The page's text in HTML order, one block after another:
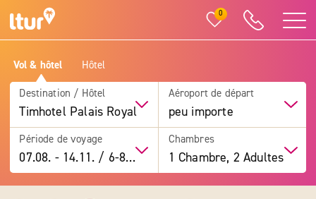
0
Vol & hôtel Hôtel
Destination / Hôtel
Timhotel Palais Royal
Aéroport de départ
peu importe
Période de voyage
07.08. -14.11. / 6-8 jours
Chambres
1 Chambre, 2 Adultes